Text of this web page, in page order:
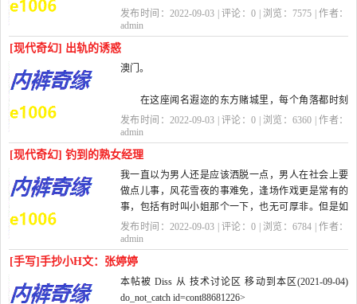
一类盗墓小说的朋友，肯定都看到过" 南蛮子憋宝" 这
一词汇。这一行当简单通
俗地说，就是...
发布时间：2022-09-03 | 评论：0 | 浏览： 7575 | 作者：
admin
[现代奇幻] 出轨的诱惑
澳门。
在这座闻名遐迩的东方赌城里，每个角落都时刻
充满着纸醉金迷的诱惑。夜幕降临，白炽的夕阳终于
隐身于暗夜，却没有带走光芒和燥热。辉煌的灯火如
同阳光一样明媚，刺破黑...
发布时间：2022-09-03 | 评论：0 | 浏览：6360 | 作者：
admin
[现代奇幻] 钓到的熟女经理
我一直以为男人还是应该洒脱一点，男人在社会上要
做点儿事，风花雪夜的事难免，逢场作戏更是常有的
事，包括有时叫小姐那个一下，也无可厚非。但是如
果玩女人多了，会带来一个问题：就是会...
发布时间：2022-09-03 | 评论：0 | 浏览：6784 | 作者：
admin
[手写]手抄小H文：张婷婷
本帖被 Diss 从 技术讨论区 移动到本区(2021-09-04)
do_not_catch id=cont88681226>